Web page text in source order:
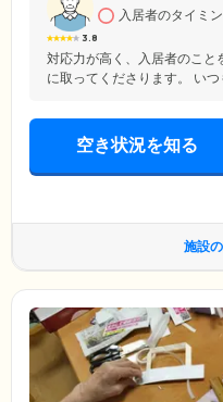
3.8
入居者のタイミ
対応力が高く、入居者のこと
に取ってくださります。 いつ
空き状況を知る
施設